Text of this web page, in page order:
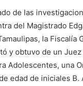
de las
del Magistrado
la Fiscalía
y obtuvo de un
Adolescentes, una
edad de iniciales B.